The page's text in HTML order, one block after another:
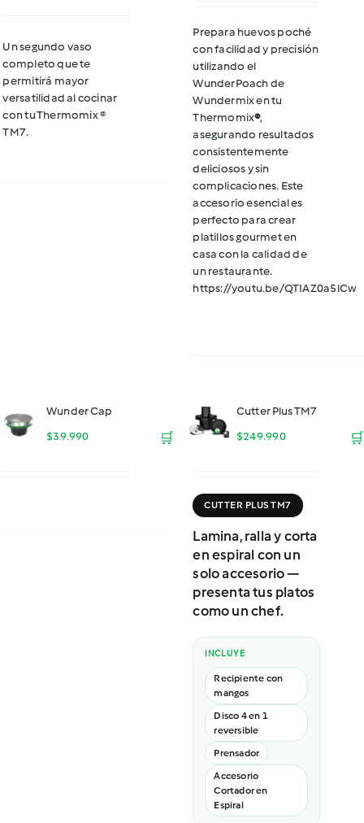
Un segundo vaso
completo que te
permitirá mayor
versatilidad al cocinar
con tu Thermomix ®
TM7.
original
era:
$29.990.
Prepara huevos poché
con facilidad y precisión
utilizando el
WunderPoach de
Wundermix en tu
Thermomix®,
asegurando resultados
consistentemente
deliciosos y sin
complicaciones. Este
accesorio esencial es
perfecto para crear
platillos gourmet en
casa con la calidad de
un restaurante.
https://youtu.be/QTIAZ0a5lCw
Wunder Cap
$39.990 🛒
Cutter Plus TM7
$249.990 🛒
CUTTER PLUS TM7
Lamina, ralla y corta
en espiral con un
solo accesorio —
presenta tus platos
como un chef.
INCLUYE
Recipiente con
mangos
Disco 4 en 1
reversible
Prensador
Accesorio
Cortador en
Espiral